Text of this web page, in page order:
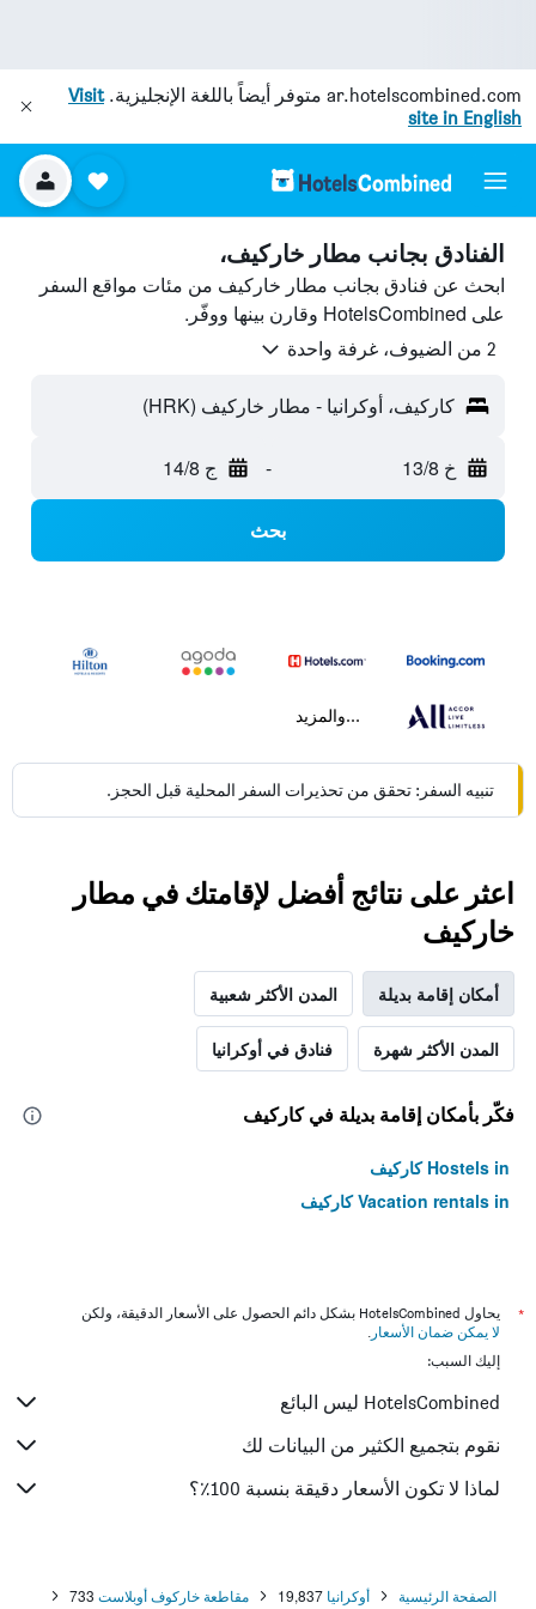
ar.hotelscombined.com متوفر أيضاً باللغة الإنجليزية.Visit
site in English
الفنادق بجانب مطار خاركيف،
ابحث عن فنادق بجانب مطار خاركيف من مئات مواقع السفر
على HotelsCombined وقارن بينها ووفّر.
2 من الضيوف، غرفة واحدة
كاركيف، أوكرانيا - مطار خاركيف (HRK)
خ 13/8 - ج 14/8
بحث
...والمزيد
تنبيه السفر: تحقق من تحذيرات السفر المحلية قبل الحجز.
اعثر على نتائج أفضل لإقامتك في مطار
خاركيف
أمكان إقامة بديلة المدن الأكثر شعبية
المدن الأكثر شهرة فنادق في أوكرانيا
فكّر بأمكان إقامة بديلة في كاركيف
Hostels in كاركيف
Vacation rentals in كاركيف
*
يحاول HotelsCombined بشكل دائم الحصول على الأسعار الدقيقة، ولكن
لا يمكن ضمان الأسعار .
إليك السبب:
HotelsCombined ليس البائع
نقوم بتجميع الكثير من البيانات لك
لماذا لا تكون الأسعار دقيقة بنسبة 100٪؟
الصفحة الرئيسية أوكرانيا 19,837 مقاطعة خاركوف أوبلاست 733